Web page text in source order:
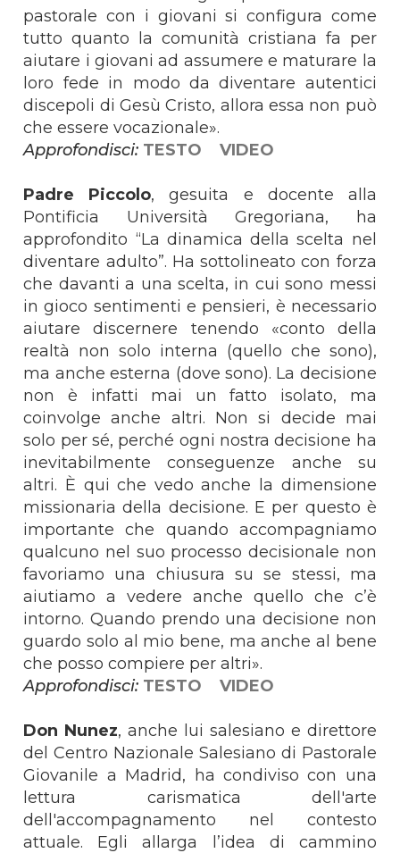
pastorale con i giovani si configura come
tutto quanto la comunità cristiana fa per
aiutare i giovani ad assumere e maturare la
loro fede in modo da diventare autentici
discepoli di Gesù Cristo, allora essa non può
che essere vocazionale».
Approfondisci: TESTO VIDEO
Padre Piccolo, gesuita e docente alla
Pontificia Università Gregoriana, ha
approfondito “La dinamica della scelta nel
diventare adulto”. Ha sottolineato con forza
che davanti a una scelta, in cui sono messi
in gioco sentimenti e pensieri, è necessario
aiutare discernere tenendo «conto della
realtà non solo interna (quello che sono),
ma anche esterna (dove sono). La decisione
non è infatti mai un fatto isolato, ma
coinvolge anche altri. Non si decide mai
solo per sé, perché ogni nostra decisione ha
inevitabilmente conseguenze anche su
altri. È qui che vedo anche la dimensione
missionaria della decisione. E per questo è
importante che quando accompagniamo
qualcuno nel suo processo decisionale non
favoriamo una chiusura su se stessi, ma
aiutiamo a vedere anche quello che c’è
intorno. Quando prendo una decisione non
guardo solo al mio bene, ma anche al bene
che posso compiere per altri».
Approfondisci: TESTO VIDEO
Don Nunez, anche lui salesiano e direttore
del Centro Nazionale Salesiano di Pastorale
Giovanile a Madrid, ha condiviso con una
lettura carismatica dell'arte
dell'accompagnamento nel contesto
attuale. Egli allarga l’idea di cammino